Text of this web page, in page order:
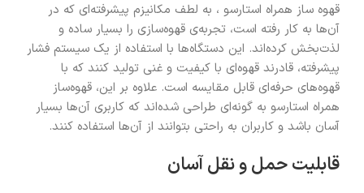
قهوه ساز همراه استارسو ، به لطف مکانیزم پیشرفته‌ای که در
آن‌ها به کار رفته است، تجربه‌ی قهوه‌سازی را بسیار ساده و
لذت‌بخش کرده‌اند. این دستگاه‌ها با استفاده از یک سیستم فشار
پیشرفته، قادرند قهوه‌ای با کیفیت و غنی تولید کنند که با
قهوه‌های حرفه‌ای قابل مقایسه است. علاوه بر این، قهوه‌ساز
همراه استارسو به گونه‌ای طراحی شده‌اند که کاربری آن‌ها بسیار
آسان باشد و کاربران به راحتی بتوانند از آن‌ها استفاده کنند.
قابلیت حمل و نقل آسان